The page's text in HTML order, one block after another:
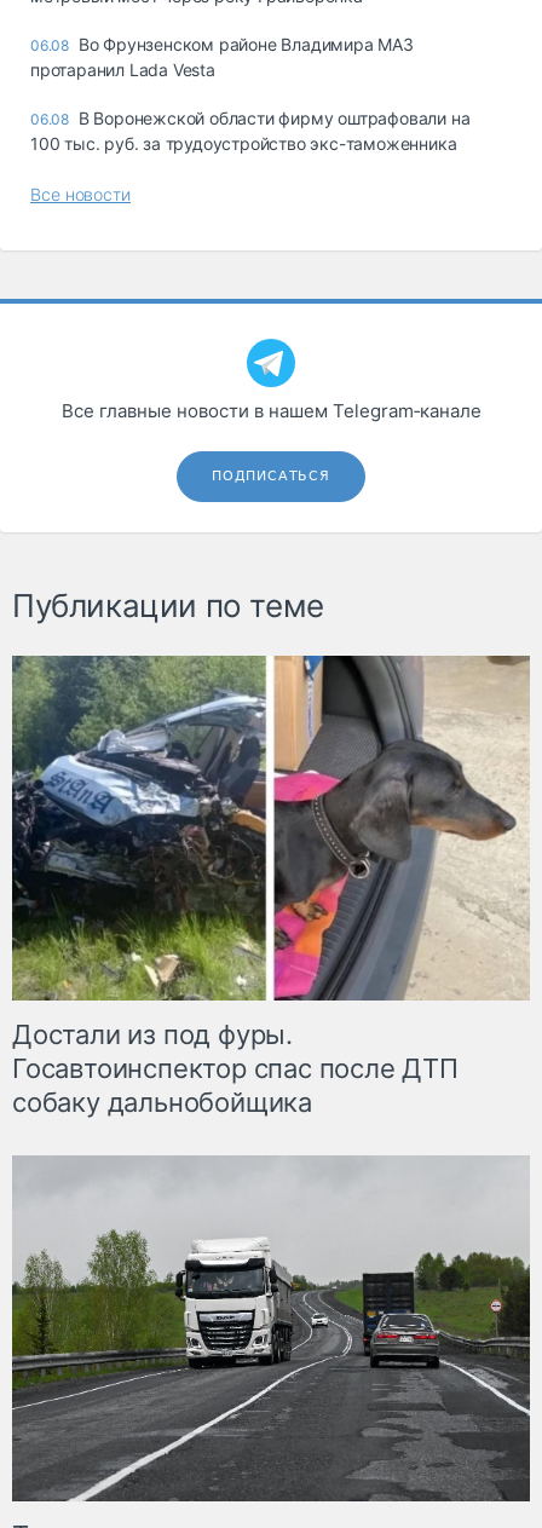
06.08 Во Фрунзенском районе Владимира МАЗ
протаранил Lada Vesta
06.08 В Воронежской области фирму оштрафовали на
100 тыс. руб. за трудоустройство экс-таможенника
Все новости
Все главные новости в нашем Telegram‑канале
ПОДПИСАТЬСЯ
Публикации по теме
Достали из под фуры.
Госавтоинспектор спас после ДТП
собаку дальнобойщика